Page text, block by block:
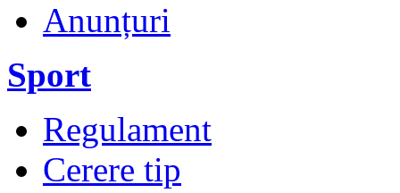
Anunțuri
Sport
Regulament
Cerere tip